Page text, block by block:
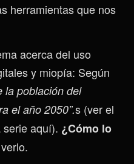
herramientas que nos
acerca del uso
y miopía: Según
la población del
el año 2050”.s (ver el
aquí). ¿Cómo lo